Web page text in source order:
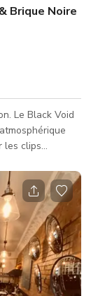
Brique Noire
les clips
aux
vert pour plus
un rideau noir